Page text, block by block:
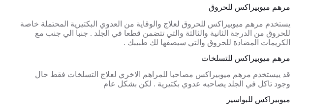
مرهم ميوبيراكس للحروق
يستخدم مرهم ميوبيراكس للحروق لعلاج والوقاية من العدوي البكتيرية المحتملة خاصة
للحروق من الدرجة الثانية والثالثة والتي تتضمن قطعا في الجلد . جنبا الي جنب مع
الكريمات المضادة للحروق والتي سيصفها لك طبيبك .
مرهم ميوبيراكس للتسلخات
قد ييستخدم مرهم ميوبيراكس مصاحبا للمراهم الاخري لعلاج التسلخات فقط حال
وجود تاكل في الجلد يصاحبه عدوي بكتيرية . لكن بشكل عام
ميوبيراكس للبواسير